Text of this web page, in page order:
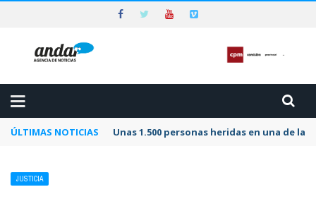
ÚLTIMAS NOTICIAS Unas 1.500 personas heridas en una de
JUSTICIA